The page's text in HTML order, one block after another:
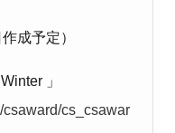
成予定）
Winter 」
csaward/cs_csawar